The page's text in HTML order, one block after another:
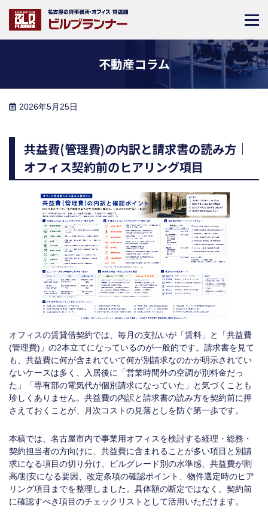
不動産コラム
2026年5月25日
共益費(管理費)の内訳と請求書の読み方｜
オフィス契約前のヒアリング項目
オフィスの賃貸借契約では、毎月の支払いが「賃料」と「共益費
(管理費)」の2本立てになっているのが一般的です。請求書を見て
も、共益費に何が含まれていて何が別請求なのかが明示されてい
ないケースは多く、入居後に「営業時間外の空調が別料金だっ
た」「専有部の電気代が個別請求になっていた」と気づくことも
珍しくありません。共益費の内訳と請求書の読み方を契約前に押
さえておくことが、月次コストの見落としを防ぐ第一歩です。
本稿では、名古屋市内で事業用オフィスを検討する経理・総務・
契約担当者の方向けに、共益費に含まれることが多い項目と別請
求になる項目の切り分け、ビルグレード別の水準感、共益費が割
高/割安になる要因、改定条項の確認ポイント、物件選定時のヒア
リング項目までを整理しました。具体額の断定ではなく、契約前
に確認すべき項目のチェックリストとして活用いただけます。